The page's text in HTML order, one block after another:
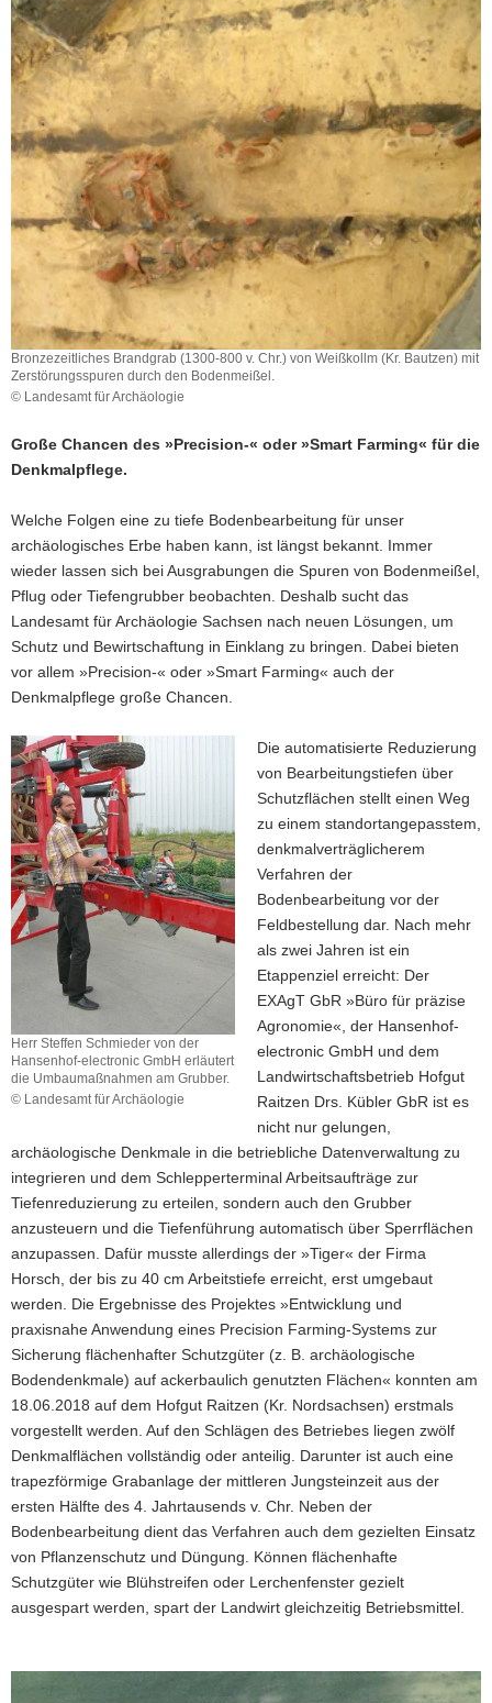
a
v
i
g
a
t
n
Bronzezeitliches Brandgrab (1300-800 v. Chr.) von Weißkollm (Kr. Bautzen) mit
Zerstörungsspuren durch den Bodenmeißel.
© Landesamt für Archäologie
Große Chancen des »Precision-« oder »Smart Farming« für die
Denkmalpflege.
Welche Folgen eine zu tiefe Bodenbearbeitung für unser
archäologisches Erbe haben kann, ist längst bekannt. Immer
wieder lassen sich bei Ausgrabungen die Spuren von Bodenmeißel,
Pflug oder Tiefengrubber beobachten. Deshalb sucht das
Landesamt für Archäologie Sachsen nach neuen Lösungen, um
Schutz und Bewirtschaftung in Einklang zu bringen. Dabei bieten
vor allem »Precision-« oder »Smart Farming« auch der
Denkmalpflege große Chancen.
Herr Steffen Schmieder von der
Hansenhof-electronic GmbH erläutert
die Umbaumaßnahmen am Grubber.
© Landesamt für Archäologie
Schmieder
von
der
Hansenhof-
GmbH
erläutert
die
Umbaumaßnahmen
am
Grubber.
Die automatisierte Reduzierung
von Bearbeitungstiefen über
Schutzflächen stellt einen Weg
zu einem standortangepasstem,
denkmalverträglicherem
Verfahren der
Bodenbearbeitung vor der
Feldbestellung dar. Nach mehr
als zwei Jahren ist ein
Etappenziel erreicht: Der
EXAgT GbR »Büro für präzise
Agronomie«, der Hansenhof-
electronic GmbH und dem
Landwirtschaftsbetrieb Hofgut
Raitzen Drs. Kübler GbR ist es
nicht nur gelungen,
archäologische Denkmale in die betriebliche Datenverwaltung zu
integrieren und dem Schlepperterminal Arbeitsaufträge zur
Tiefenreduzierung zu erteilen, sondern auch den Grubber
anzusteuern und die Tiefenführung automatisch über Sperrflächen
anzupassen. Dafür musste allerdings der »Tiger« der Firma
Horsch, der bis zu 40 cm Arbeitstiefe erreicht, erst umgebaut
werden. Die Ergebnisse des Projektes »Entwicklung und
praxisnahe Anwendung eines Precision Farming-Systems zur
Sicherung flächenhafter Schutzgüter (z. B. archäologische
Bodendenkmale) auf ackerbaulich genutzten Flächen« konnten am
18.06.2018 auf dem Hofgut Raitzen (Kr. Nordsachsen) erstmals
vorgestellt werden. Auf den Schlägen des Betriebes liegen zwölf
Denkmalflächen vollständig oder anteilig. Darunter ist auch eine
trapezförmige Grabanlage der mittleren Jungsteinzeit aus der
ersten Hälfte des 4. Jahrtausends v. Chr. Neben der
Bodenbearbeitung dient das Verfahren auch dem gezielten Einsatz
von Pflanzenschutz und Düngung. Können flächenhafte
Schutzgüter wie Blühstreifen oder Lerchenfenster gezielt
ausgespart werden, spart der Landwirt gleichzeitig Betriebsmittel.